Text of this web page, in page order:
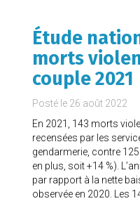
Étude
morts
couple 2021
Posté le 26 août 2022
En 2021, 143 morts
recensées par les
gendarmerie, contre
en plus, soit +14 %).
par rapport à la nette
observée en 2020. Les